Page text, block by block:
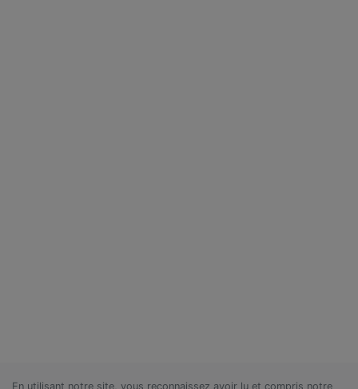
En utilisant notre site, vous reconnaissez avoir lu et compris notre